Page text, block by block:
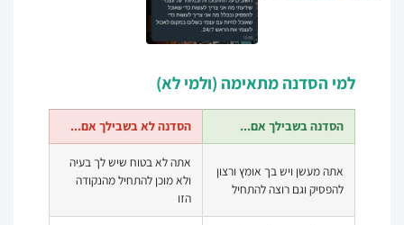
למי הסדנה מתאימה (ולמי לא)
הסדנה בשבילך אם... הסדנה לא בשבילך אם...
אתה מעשן ויש בך אומץ ורצון
להפסיק וגם רוצה להתחיל
אתה לא בטוח שיש לך בעיה
ולא מוכן להתחיל מהנקודה
הזו